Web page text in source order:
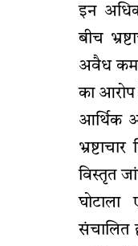
इन
बीच
अवैध
का आरोप
आर्थिक
विस्तृत
संचालित